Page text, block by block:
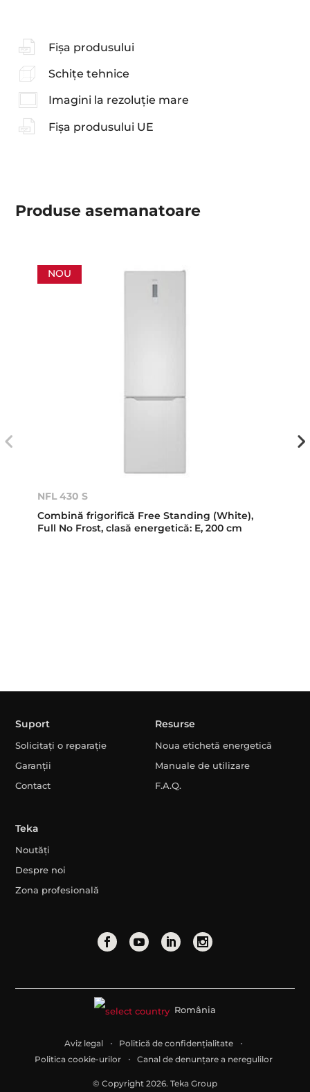
Fișa produsului
Schițe tehnice
Imagini la rezoluție mare
Fișa produsului UE
Produse asemanatoare
NOU
NFL 430 S
Combină frigorifică Free Standing (White),
Full No Frost, clasă energetică: E, 200 cm
Suport
Solicitați o reparație
Garanții
Contact
Resurse
Noua etichetă energetică
Manuale de utilizare
F.A.Q.
Teka
Noutăți
Despre noi
Zona profesională
România
Aviz legal
Politică de confidențialitate
Politica cookie-urilor
Canal de denunțare a neregulilor
© Copyright 2026. Teka Group